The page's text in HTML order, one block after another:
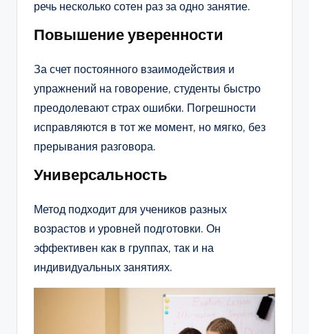
речь несколько сотен раз за одно занятие.
Повышение уверенности
За счет постоянного взаимодействия и
упражнений на говорение, студенты быстро
преодолевают страх ошибки. Погрешности
исправляются в тот же момент, но мягко, без
прерывания разговора.
Универсальность
Метод подходит для учеников разных
возрастов и уровней подготовки. Он
эффективен как в группах, так и на
индивидуальных занятиях.